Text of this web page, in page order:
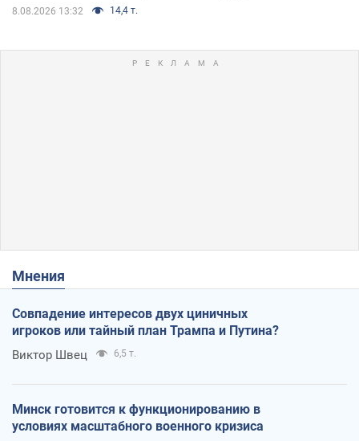
8.08.2026 13:32 14,4 т.
Мнения
Совпадение интересов двух циничных
игроков или тайный план Трампа и Путина?
Виктор Швец 6,5 т.
Минск готовится к функционированию в
условиях масштабного военного кризиса